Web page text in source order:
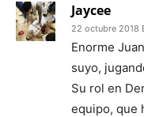
Jaycee
22 octubre 2018
Enorme
suyo,
Su rol en
equipo, que